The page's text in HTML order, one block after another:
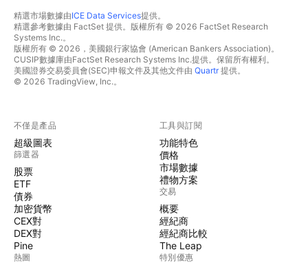
精選市場數據由ICE Data Services提供。
精選參考數據由 FactSet 提供。版權所有 © 2026 FactSet Research
Systems Inc.。
版權所有 © 2026，美國銀行家協會 (American Bankers Association)。
CUSIP數據庫由FactSet Research Systems Inc.提供。保留所有權利。
美國證券交易委員會(SEC)申報文件及其他文件由 Quartr提供。
© 2026 TradingView, Inc.。
不僅是產品
超級圖表
篩選器
股票
ETF
債券
加密貨幣
CEX對
DEX對
Pine
熱圖
工具與訂閱
功能特色
價格
市場數據
禮物方案
交易
概要
經紀商
經紀商比較
The Leap
特別優惠